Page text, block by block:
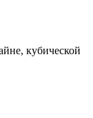
кубической